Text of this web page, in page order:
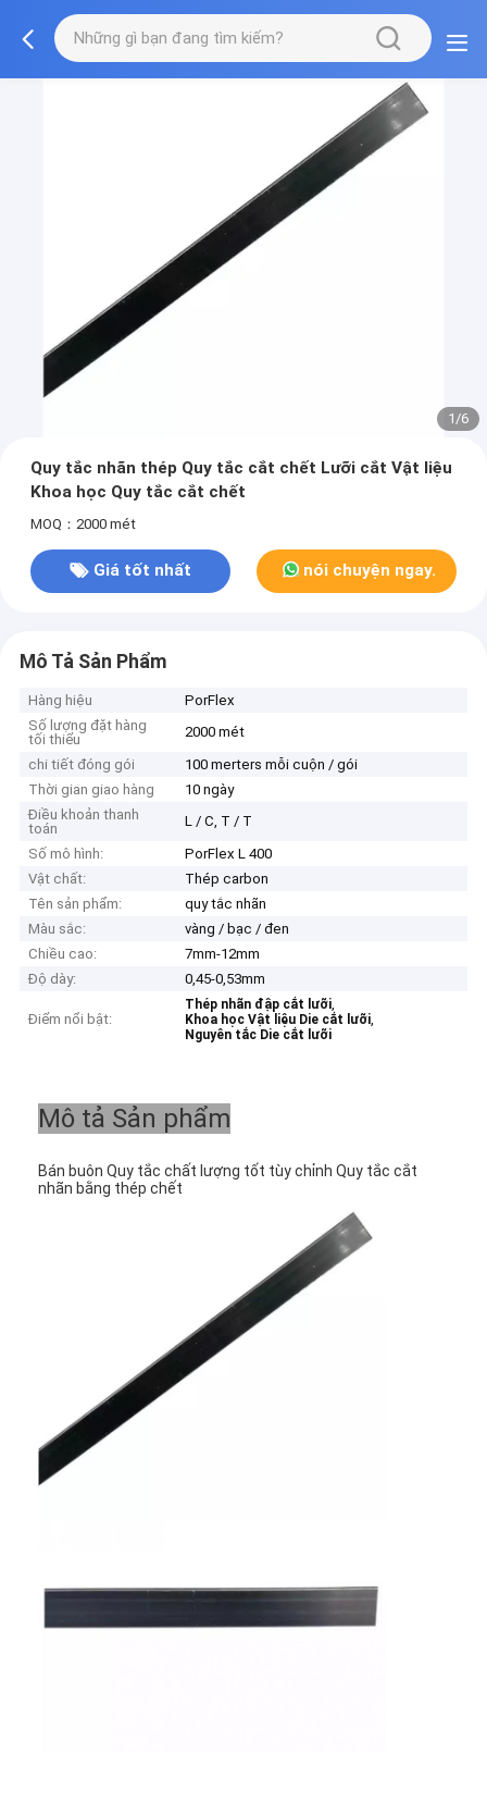
1/6
Quy tắc nhãn thép Quy tắc cắt chết Lưỡi cắt Vật liệu
Khoa học Quy tắc cắt chết
MOQ：2000 mét
Giá tốt nhất nói chuyện ngay.
Mô Tả Sản Phẩm
Hàng hiệu
PorFlex
Số lượng đặt hàng
tối thiểu
2000 mét
chi tiết đóng gói
100 merters mỗi cuộn / gói
Thời gian giao hàng
10 ngày
Điều khoản thanh
toán
L / C, T / T
Số mô hình:
PorFlex L 400
Vật chất:
Thép carbon
Tên sản phẩm:
quy tắc nhãn
Màu sắc:
vàng / bạc / đen
Chiều cao:
7mm-12mm
Độ dày:
0,45-0,53mm
Điểm nổi bật:
Thép nhãn đập cắt lưỡi,
Khoa học Vật liệu Die cắt lưỡi,
Nguyên tắc Die cắt lưỡi
Mô tả Sản phẩm
Bán buôn Quy tắc chất lượng tốt tùy chỉnh Quy tắc cắt
nhãn bằng thép chết